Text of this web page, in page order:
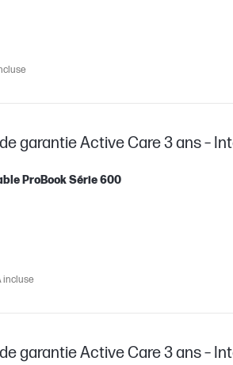
garantie Active Care 3 ans –
ProBook Série 600
incluse
garantie Active Care 3 ans –